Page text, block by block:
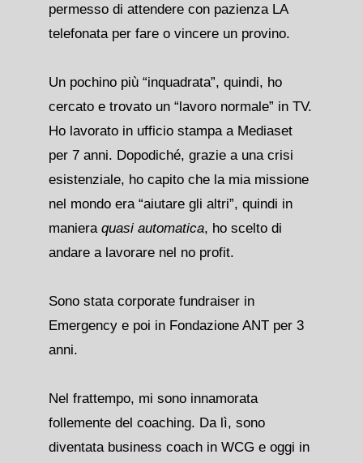
permesso di attendere con pazienza LA
telefonata per fare o vincere un provino.
Un pochino più “inquadrata”, quindi, ho
cercato e trovato un “lavoro normale” in TV.
Ho lavorato in ufficio stampa a Mediaset
per 7 anni. Dopodiché, grazie a una crisi
esistenziale, ho capito che la mia missione
nel mondo era “aiutare gli altri”, quindi in
maniera quasi automatica, ho scelto di
andare a lavorare nel no profit.
Sono stata corporate fundraiser in
Emergency e poi in Fondazione ANT per 3
anni.
Nel frattempo, mi sono innamorata
follemente del coaching. Da lì, sono
diventata business coach in WCG e oggi in